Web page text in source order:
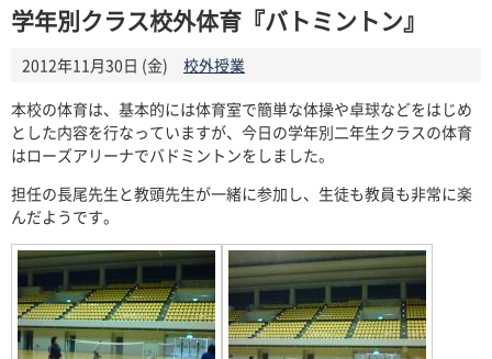
学年別クラス校外体育『バトミントン』
2012年11月30日 (金)
校外授業
本校の体育は、基本的には体育室で簡単な体操や卓球などをはじめ
とした内容を行なっていますが、今日の学年別二年生クラスの体育
はローズアリーナでバドミントンをしました。
担任の長尾先生と教頭先生が一緒に参加し、生徒も教員も非常に楽
んだようです。